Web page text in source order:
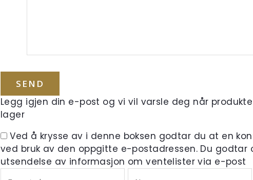
Legg igjen din e-post og vi vil varsle deg når
lager
Ved å krysse av i denne boksen godtar du at en
ved bruk av den oppgitte e-postadressen. Du godtar
utsendelse av informasjon om ventelister via e-post